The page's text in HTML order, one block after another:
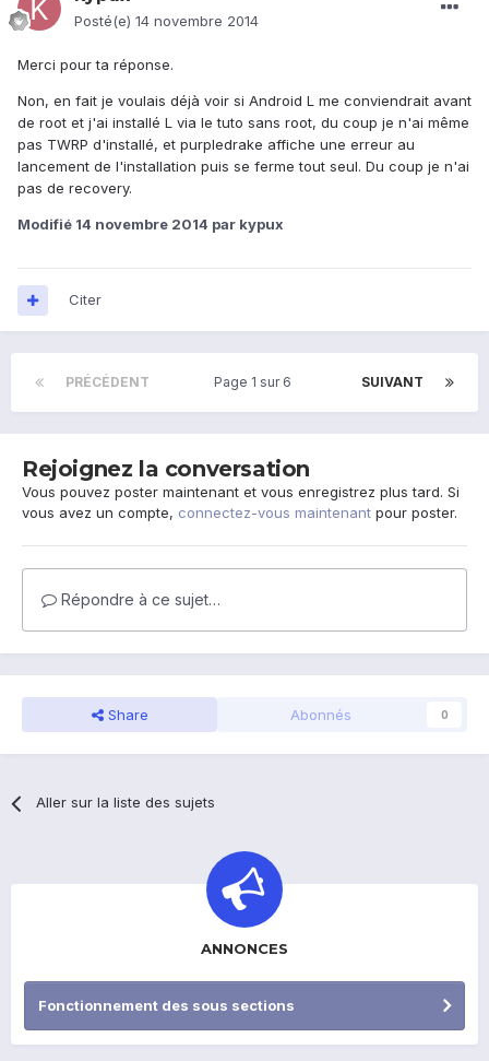
Posté(e) 14 novembre 2014
Merci pour ta réponse.
Non, en fait je voulais déjà voir si Android L me conviendrait avant
de root et j'ai installé L via le tuto sans root, du coup je n'ai même
pas TWRP d'installé, et purpledrake affiche une erreur au
lancement de l'installation puis se ferme tout seul. Du coup je n'ai
pas de recovery.
Modifié 14 novembre 2014 par kypux
Citer
PRÉCÉDENT SUIVANT
Page 1 sur 6
Rejoignez la conversation
Vous pouvez poster maintenant et vous enregistrez plus tard. Si
vous avez un compte, connectez-vous maintenant pour poster.
Répondre à ce sujet…
Share Abonnés 0
Aller sur la liste des sujets
ANNONCES
Fonctionnement des sous sections